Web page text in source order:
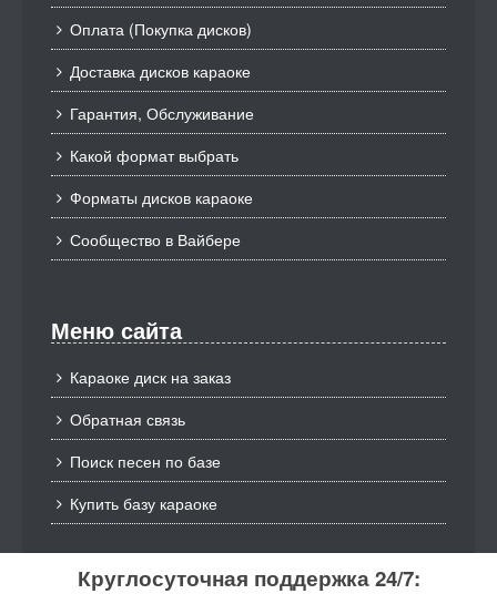
Оплата (Покупка дисков)
Доставка дисков караоке
Гарантия, Обслуживание
Какой формат выбрать
Форматы дисков караоке
Сообщество в Вайбере
Меню сайта
Караоке диск на заказ
Обратная связь
Поиск песен по базе
Купить базу караоке
Круглосуточная поддержка 24/7: